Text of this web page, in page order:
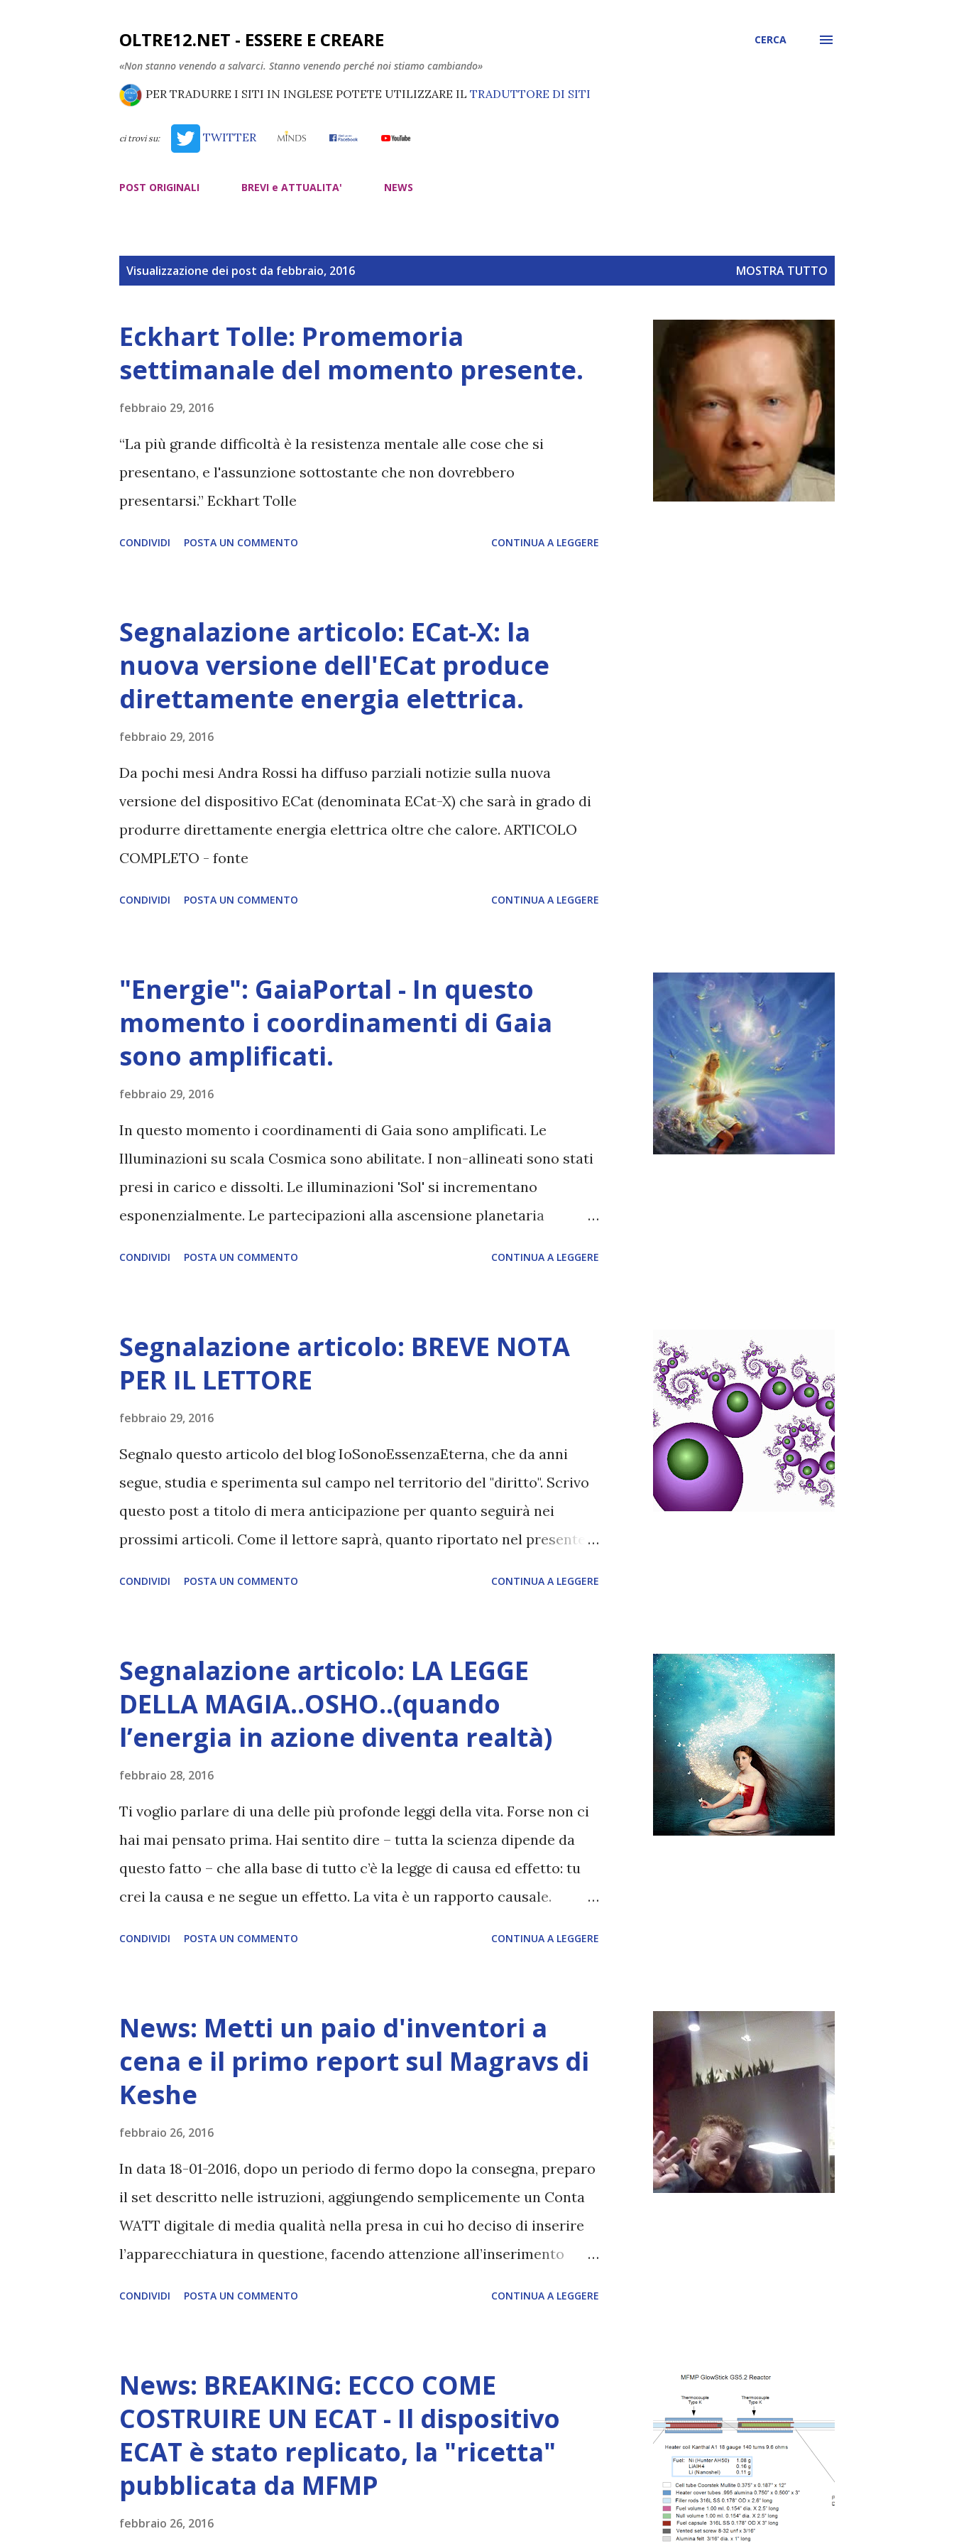
OLTRE12.NET - ESSERE E CREARE
«Non stanno venendo a salvarci. Stanno venendo perché noi stiamo cambiando»
CERCA
PER TRADURRE I SITI IN INGLESE POTETE UTILIZZARE IL TRADUTTORE DI SITI
ci trovi su: TWITTER
POST ORIGINALI BREVI e ATTUALITA' NEWS
Visualizzazione dei post da febbraio, 2016 MOSTRA TUTTO
Eckhart Tolle: Promemoria
settimanale del momento presente.
febbraio 29, 2016
“La più grande difficoltà è la resistenza mentale alle cose che si
presentano, e l'assunzione sottostante che non dovrebbero
presentarsi.” Eckhart Tolle
CONDIVIDI POSTA UN COMMENTO CONTINUA A LEGGERE
Segnalazione articolo: ECat-X: la
nuova versione dell'ECat produce
direttamente energia elettrica.
febbraio 29, 2016
Da pochi mesi Andra Rossi ha diffuso parziali notizie sulla nuova
versione del dispositivo ECat (denominata ECat-X) che sarà in grado di
produrre direttamente energia elettrica oltre che calore. ARTICOLO
COMPLETO - fonte
CONDIVIDI POSTA UN COMMENTO CONTINUA A LEGGERE
"Energie": GaiaPortal - In questo
momento i coordinamenti di Gaia
sono amplificati.
febbraio 29, 2016
In questo momento i coordinamenti di Gaia sono amplificati. Le
Illuminazioni su scala Cosmica sono abilitate. I non-allineati sono stati
presi in carico e dissolti. Le illuminazioni 'Sol' si incrementano
esponenzialmente. Le partecipazioni alla ascensione planetaria
CONDIVIDI POSTA UN COMMENTO CONTINUA A LEGGERE
Segnalazione articolo: BREVE NOTA
PER IL LETTORE
febbraio 29, 2016
Segnalo questo articolo del blog IoSonoEssenzaEterna, che da anni
segue, studia e sperimenta sul campo nel territorio del "diritto". Scrivo
questo post a titolo di mera anticipazione per quanto seguirà nei
prossimi articoli. Come il lettore saprà, quanto riportato nel presente
CONDIVIDI POSTA UN COMMENTO CONTINUA A LEGGERE
Segnalazione articolo: LA LEGGE
DELLA MAGIA..OSHO..(quando
l’energia in azione diventa realtà)
febbraio 28, 2016
Ti voglio parlare di una delle più profonde leggi della vita. Forse non ci
hai mai pensato prima. Hai sentito dire – tutta la scienza dipende da
questo fatto – che alla base di tutto c’è la legge di causa ed effetto: tu
crei la causa e ne segue un effetto. La vita è un rapporto causale.
CONDIVIDI POSTA UN COMMENTO CONTINUA A LEGGERE
News: Metti un paio d'inventori a
cena e il primo report sul Magravs di
Keshe
febbraio 26, 2016
In data 18-01-2016, dopo un periodo di fermo dopo la consegna, preparo
il set descritto nelle istruzioni, aggiungendo semplicemente un Conta
WATT digitale di media qualità nella presa in cui ho deciso di inserire
l’apparecchiatura in questione, facendo attenzione all’inserimento
CONDIVIDI POSTA UN COMMENTO CONTINUA A LEGGERE
News: BREAKING: ECCO COME
COSTRUIRE UN ECAT - Il dispositivo
ECAT è stato replicato, la "ricetta"
pubblicata da MFMP
febbraio 26, 2016